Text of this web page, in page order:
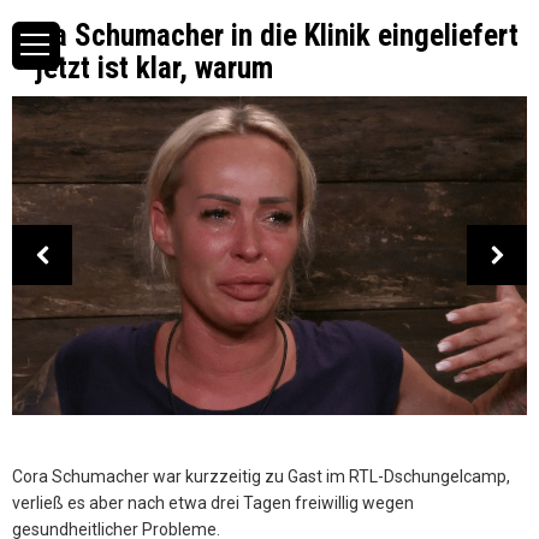
Cora Schumacher in die Klinik eingeliefert
– jetzt ist klar, warum
Cora Schumacher war kurzzeitig zu Gast im RTL-Dschungelcamp,
verließ es aber nach etwa drei Tagen freiwillig wegen
gesundheitlicher Probleme.